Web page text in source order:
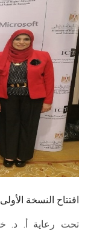
افتتاح النسخة
تحت رعاية أ. د.